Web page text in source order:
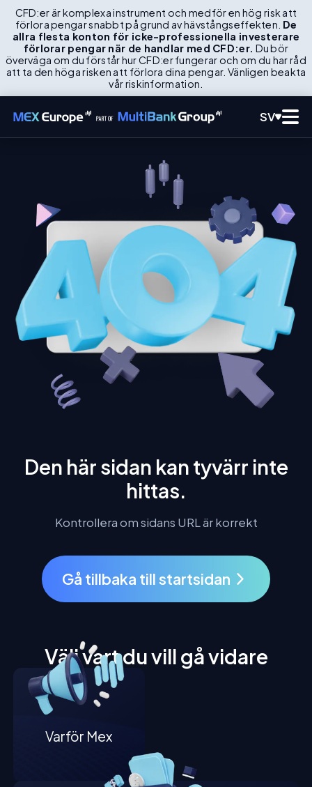
CFD:er är komplexa instrument och medför en hög risk att
förlora pengar snabbt på grund av hävstångseffekten. De
allra flesta konton för icke-professionella investerare
förlorar pengar när de handlar med CFD:er. Du bör
överväga om du förstår hur CFD:er fungerar och om du har råd
att ta den höga risken att förlora dina pengar. Vänligen beakta
vår riskinformation.
SV
Den här sidan kan tyvärr inte
hittas.
Kontrollera om sidans URL är korrekt
Gå tillbaka till startsidan
Välj vart du vill gå vidare
Varför Mex